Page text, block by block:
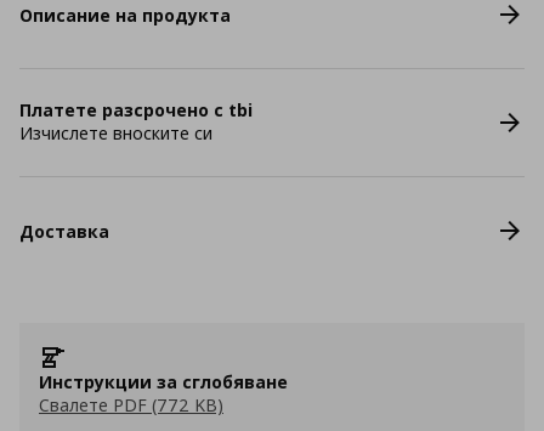
Описание на продукта
Платете разсрочено с tbi
Изчислете вноските си
Доставка
Инструкции за сглобяване
Свалете PDF (772 KB)